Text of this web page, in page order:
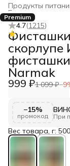
Продукты
Главная
Premium
4.7(1215)
скорлупе
фисташки
Narmak
999 ₽1 099 ₽−9
−15%
промокод При
Вес товара, г: 500